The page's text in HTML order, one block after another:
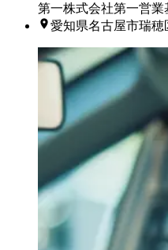
第一株式会社第一営業
愛知県名古屋市瑞穂